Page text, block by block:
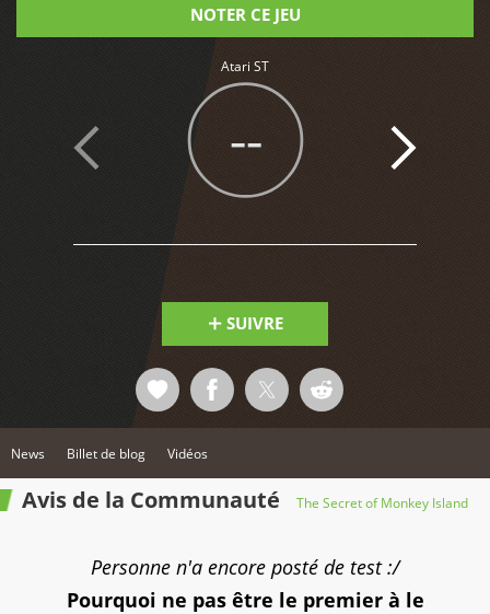
NOTER CE JEU
Atari ST
--
SUIVRE
News Billet de blog Vidéos
Avis de la Communauté The Secret of Monkey Island
Personne n'a encore posté de test :/
Pourquoi ne pas être le premier à le